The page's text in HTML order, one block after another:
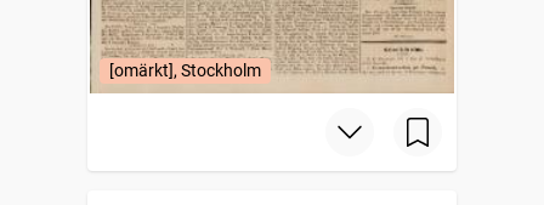
[omärkt], Stockholm